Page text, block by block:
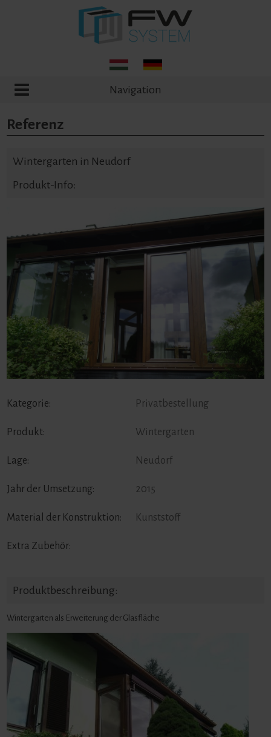
Navigation
Referenz
Wintergarten in Neudorf
Produkt-Info:
Kategorie: Privatbestellung
Produkt: Wintergarten
Lage: Neudorf
Jahr der Umsetzung: 2015
Material der Konstruktion: Kunststoff
Extra Zubehör:
Produktbeschreibung:
Wintergarten als Erweiterung der Glasfläche